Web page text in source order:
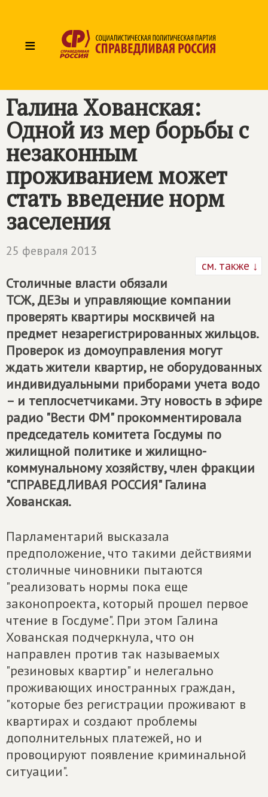
≡
Галина Хованская:
Одной из мер борьбы с
незаконным
проживанием может
стать введение норм
заселения
25 февраля 2013
см. также ↓
Столичные власти обязали
ТСЖ, ДЕЗы и управляющие компании
проверять квартиры москвичей на
предмет незарегистрированных жильцов.
Проверок из домоуправления могут
ждать жители квартир, не оборудованных
индивидуальными приборами учета водо
– и теплосчетчиками. Эту новость в эфире
радио "Вести ФМ" прокомментировала
председатель комитета Госдумы по
жилищной политике и жилищно-
коммунальному хозяйству, член фракции
"СПРАВЕДЛИВАЯ РОССИЯ" Галина
Хованская.
Парламентарий высказала
предположение, что такими действиями
столичные чиновники пытаются
"реализовать нормы пока еще
законопроекта, который прошел первое
чтение в Госдуме". При этом Галина
Хованская подчеркнула, что он
направлен против так называемых
"резиновых квартир" и нелегально
проживающих иностранных граждан,
"которые без регистрации проживают в
квартирах и создают проблемы
дополнительных платежей, но и
провоцируют появление криминальной
ситуации".